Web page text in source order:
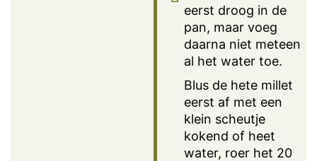
eerst droog in de
pan, maar voeg
daarna niet meteen
al het water toe.
Blus de hete millet
eerst af met een
klein scheutje
kokend of heet
water, roer het 20